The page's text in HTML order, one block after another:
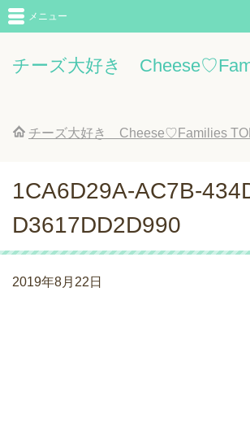
チーズ大好き
メニュー
チーズ大好き Cheese♡Families
1CA6D29A-AC7B-
D3617DD2D990
2019年8月22日